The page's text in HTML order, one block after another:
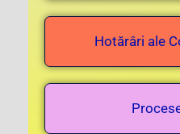
Hotărâri ale